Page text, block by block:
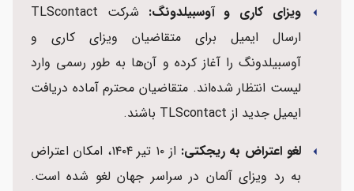
arrow_left ویزای کاری و آوسبیلدونگ:
شرکت TLScontact
ارسال ایمیل برای متقاضیان ویزای کاری و
آوسبیلدونگ را آغاز کرده و آن‌ها به طور رسمی وارد
لیست انتظار شده‌اند. متقاضیان محترم آماده دریافت
ایمیل جدید از TLScontact باشند.
arrow_left لغو اعتراض به ریجکتی:
از ۱۰ تیر ۱۴۰۴، امکان اعتراض
به رد ویزای آلمان در سراسر جهان لغو شده است.